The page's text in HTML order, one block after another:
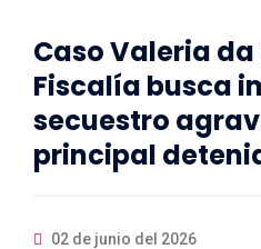
Caso Valeria
Fiscalía busca
secuestro
principal
02 de junio del 2026